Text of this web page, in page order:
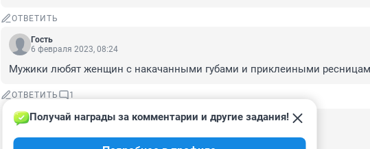
ОТВЕТИТЬ
Гость
6 февраля 2023, 08:24
Мужики любят женщин с накачанными губами и приклеиными
ОТВЕТИТЬ 1
Гость
Получай награды за комментарии и другие задания!